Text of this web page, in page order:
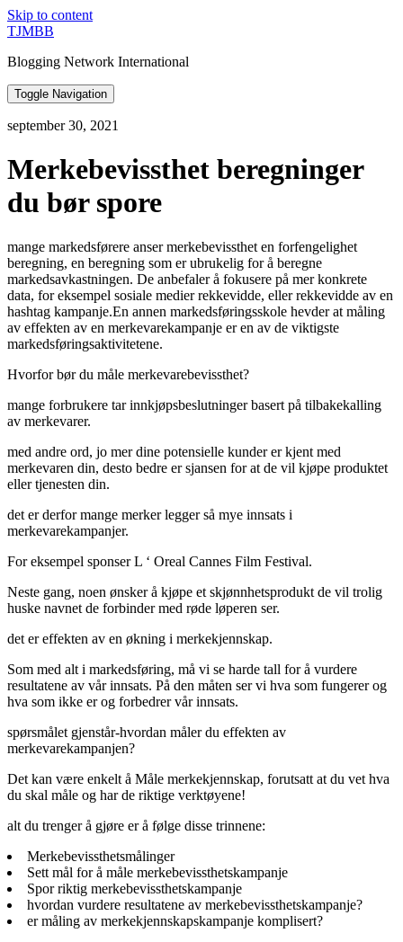
Skip to content
TJMBB
Blogging Network International
Toggle Navigation
september 30, 2021
Merkebevissthet beregninger
du bør spore
mange markedsførere anser merkebevissthet en forfengelighet
beregning, en beregning som er ubrukelig for å beregne
markedsavkastningen. De anbefaler å fokusere på mer konkrete
data, for eksempel sosiale medier rekkevidde, eller rekkevidde av en
hashtag kampanje.En annen markedsføringsskole hevder at måling
av effekten av en merkevarekampanje er en av de viktigste
markedsføringsaktivitetene.
Hvorfor bør du måle merkevarebevissthet?
mange forbrukere tar innkjøpsbeslutninger basert på tilbakekalling
av merkevarer.
med andre ord, jo mer dine potensielle kunder er kjent med
merkevaren din, desto bedre er sjansen for at de vil kjøpe produktet
eller tjenesten din.
det er derfor mange merker legger så mye innsats i
merkevarekampanjer.
For eksempel sponser L ‘ Oreal Cannes Film Festival.
Neste gang, noen ønsker å kjøpe et skjønnhetsprodukt de vil trolig
huske navnet de forbinder med røde løperen ser.
det er effekten av en økning i merkekjennskap.
Som med alt i markedsføring, må vi se harde tall for å vurdere
resultatene av vår innsats. På den måten ser vi hva som fungerer og
hva som ikke er og forbedrer vår innsats.
spørsmålet gjenstår-hvordan måler du effekten av
merkevarekampanjen?
Det kan være enkelt å Måle merkekjennskap, forutsatt at du vet hva
du skal måle og har de riktige verktøyene!
alt du trenger å gjøre er å følge disse trinnene:
Merkebevissthetsmålinger
Sett mål for å måle merkebevissthetskampanje
Spor riktig merkebevissthetskampanje
hvordan vurdere resultatene av merkebevissthetskampanje?
er måling av merkekjennskapskampanje komplisert?